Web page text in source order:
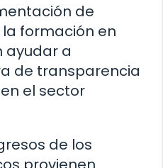
de
formación en
ayudar a
de transparencia
el sector
de los